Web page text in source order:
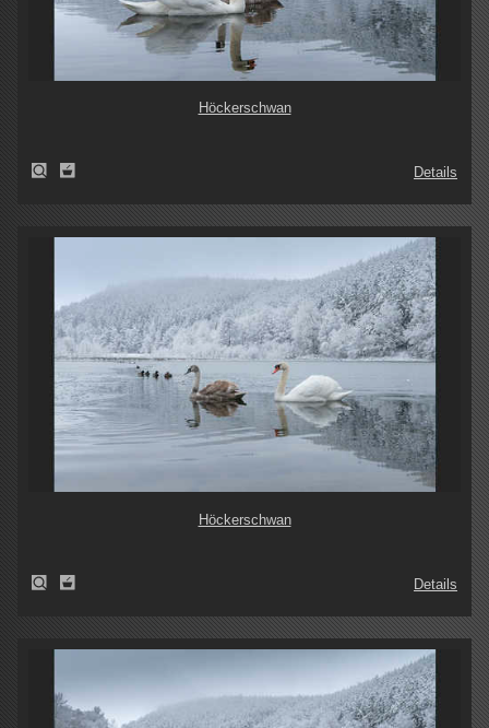
Höckerschwan
Details
Höckerschwan
Details